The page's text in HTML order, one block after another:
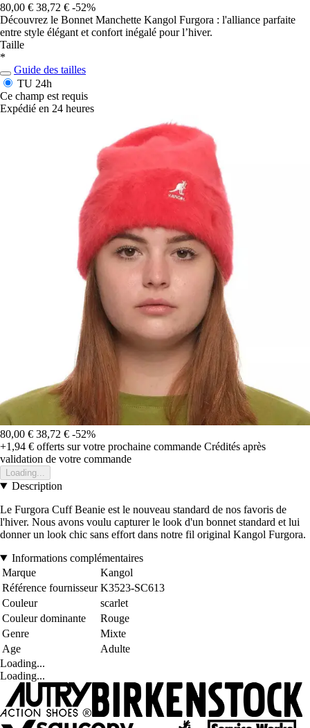
80,00 € 38,72 € -52%
Découvrez le Bonnet Manchette Kangol Furgora : l'alliance parfaite
entre style élégant et confort inégalé pour l’hiver.
Taille
*
Guide des tailles
TU 24h
Ce champ est requis
Expédié en 24 heures
80,00 € 38,72 € -52%
+1,94 € offerts sur votre prochaine commande Crédités après
validation de votre commande
Loading...
Description
Le Furgora Cuff Beanie est le nouveau standard de nos favoris de
l'hiver. Nous avons voulu capturer le look d'un bonnet standard et lui
donner un look chic sans effort dans notre fil original Kangol Furgora.
Informations complémentaires
Marque
Kangol
Référence fournisseur K3523-SC613
Couleur
scarlet
Couleur dominante
Rouge
Genre
Mixte
Age
Adulte
Loading...
Loading...